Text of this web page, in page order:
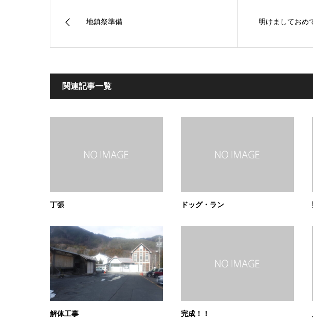
地鎮祭準備 明けましておめ
関連記事一覧
丁張 ドッグ・ラン
解体工事 完成！！